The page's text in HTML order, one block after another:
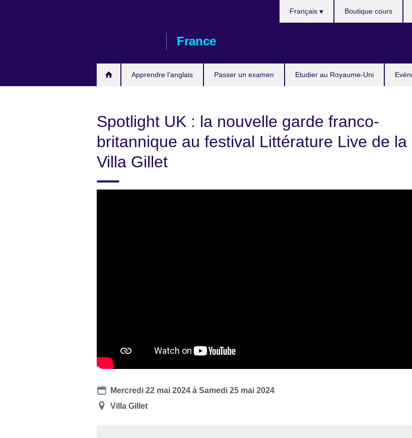
France
Apprendre l’anglais Passer un examen Etudier au Royaume-Uni
Français Boutique cours
Spotlight UK : la nouvelle garde franco-
britannique au festival Littérature Live de la
Villa Gillet
Date
Mercredi 22 mai 2024 àSamedi 25 mai 2024
Lieu
Villa Gillet